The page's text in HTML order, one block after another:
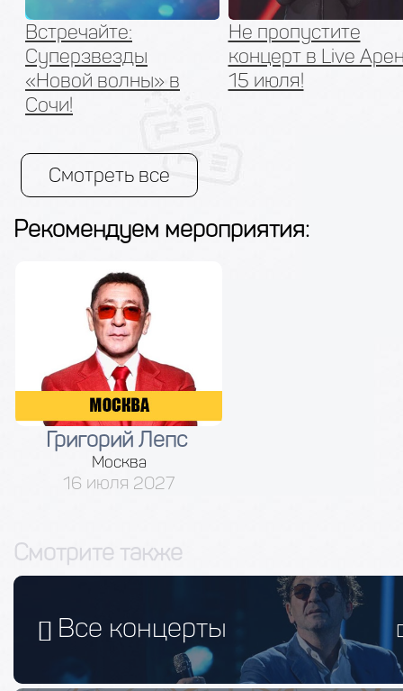
Встречайте:
Суперзвезды
«Новой волны» в
Сочи!
Не пропустите
концерт в Live
15 июля!
Смотреть все
Рекомендуем мероприятия:
Григорий Лепс
Москва
16 июля 2027
Смотрите также
Все концерты